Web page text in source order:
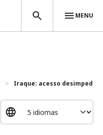
MENU
Iraque: acesso